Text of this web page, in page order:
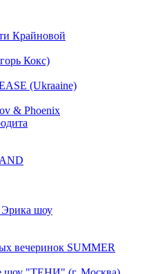
Крайновой
Кокс)
(Ukraaine)
& Phoenix
Эрика шоу
вечеринок SUMMER